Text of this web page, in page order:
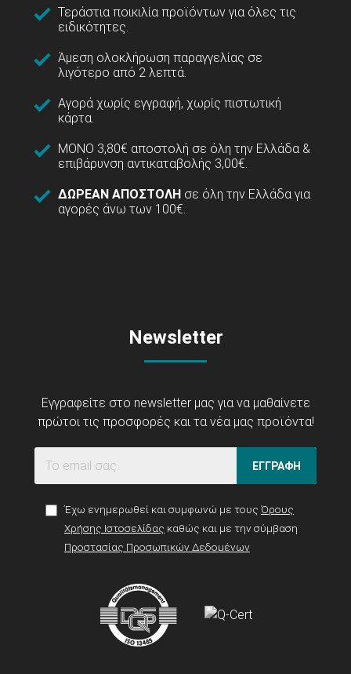
Τεράστια ποικιλία προϊόντων για όλες τις
ειδικότητες.
Άμεση ολοκλήρωση παραγγελίας σε
λιγότερο από 2 λεπτά.
Αγορά χωρίς εγγραφή, χωρίς πιστωτική
κάρτα.
ΜΟΝΟ 3,80€ αποστολή σε όλη την Ελλάδα &
επιβάρυνση αντικαταβολής 3,00€.
ΔΩΡΕΑΝ ΑΠΟΣΤΟΛΗ σε όλη την Ελλάδα για
αγορές άνω των 100€.
Newsletter
Εγγραφείτε στο newsletter μας για να μαθαίνετε
πρώτοι τις προσφορές και τα νέα μας προϊόντα!
ΕΓΓΡΑΦΗ
Έχω ενημερωθεί και συμφωνώ με τους Όρους
Χρήσης Ιστοσελίδας καθώς και με την σύμβαση
Προστασίας Προσωπικών Δεδομένων